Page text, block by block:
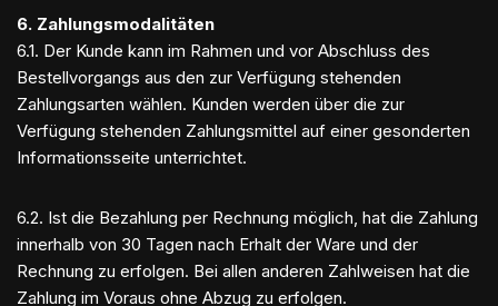
6. Zahlungsmodalitäten
6.1. Der Kunde kann im Rahmen und vor Abschluss des
Bestellvorgangs aus den zur Verfügung stehenden
Zahlungsarten wählen. Kunden werden über die zur
Verfügung stehenden Zahlungsmittel auf einer gesonderten
Informationsseite unterrichtet.
6.2. Ist die Bezahlung per Rechnung möglich, hat die Zahlung
innerhalb von 30 Tagen nach Erhalt der Ware und der
Rechnung zu erfolgen. Bei allen anderen Zahlweisen hat die
Zahlung im Voraus ohne Abzug zu erfolgen.